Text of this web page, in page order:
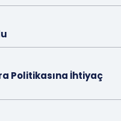
Politikasına İhtiyaç